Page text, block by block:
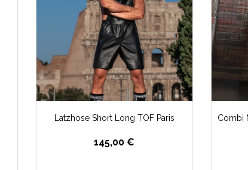
Latzhose Short Long TOF Paris
145,00 €
Combi